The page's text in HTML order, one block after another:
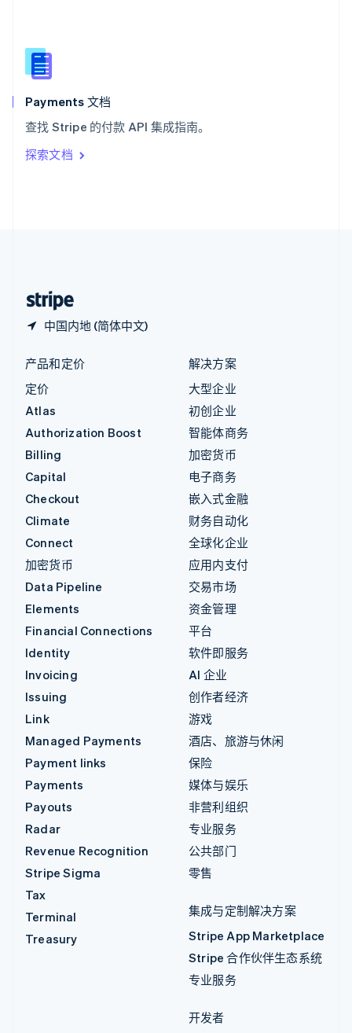
Payments 文档
查找 Stripe 的付款 API 集成指南。
探索文档
中国内地 (简体中文)
新西兰
English
匈牙利
English
ItalianoEnglish
印度
English
产品和定价
定价
Atlas
Authorization Boost
Billing
Capital
Checkout
Climate
Connect
加密货币
Data Pipeline
Elements
Financial Connections
Identity
Invoicing
Issuing
Link
Managed Payments
Payment links
Payments
Payouts
Radar
Revenue Recognition
Stripe Sigma
Tax
Terminal
Treasury
解决方案
大型企业
初创企业
智能体商务
加密货币
电子商务
嵌入式金融
财务自动化
全球化企业
应用内支付
交易市场
资金管理
平台
软件即服务
AI 企业
创作者经济
游戏
酒店、旅游与休闲
保险
媒体与娱乐
非营利组织
专业服务
公共部门
零售
集成与定制解决方案
Stripe App Marketplace
Stripe 合作伙伴生态系统
专业服务
开发者